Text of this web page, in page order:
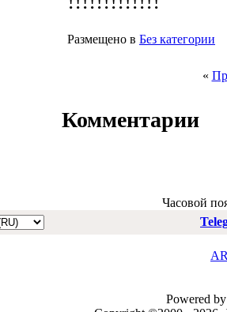
Размещено в Без категории
«
Комментарии
Часовой
Powered